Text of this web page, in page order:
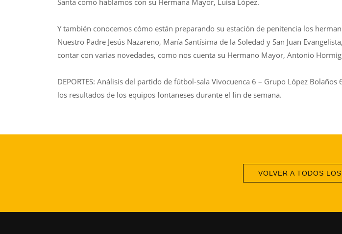
Santa como hablamos con su Hermana Mayor, Luisa López.
Y también conocemos cómo están preparando su estación de penitencia los
Nuestro Padre Jesús Nazareno, María Santísima de la Soledad y San Juan
contar con varias novedades, como nos cuenta su Hermano Mayor, Antonio
DEPORTES: Análisis del partido de fútbol-sala Vivocuenca 6 – Grupo López Bolaños
los resultados de los equipos fontaneses durante el fin de semana.
VOLVER A TODOS